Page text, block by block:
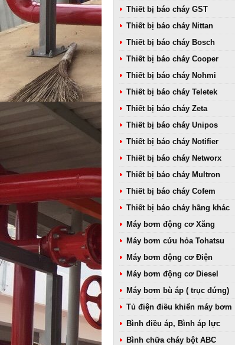
Thiết bị báo cháy GST
Thiết bị báo cháy Nittan
Thiết bị báo cháy Bosch
Thiết bị báo cháy Cooper
Thiết bị báo cháy Nohmi
Thiết bị báo cháy Teletek
Thiết bị báo cháy Zeta
Thiết bị báo cháy Unipos
Thiết bị báo cháy Notifier
Thiết bị báo cháy Networx
Thiết bị báo cháy Multron
Thiết bị báo cháy Cofem
Thiết bị báo cháy hãng khác
Máy bơm động cơ Xăng
Máy bơm cứu hỏa Tohatsu
Máy bơm động cơ Điện
Máy bơm động cơ Diesel
Máy bơm bù áp ( trục đứng)
Tủ điện điều khiển máy bơm
Bình điều áp, Bình áp lực
Bình chữa cháy bột ABC